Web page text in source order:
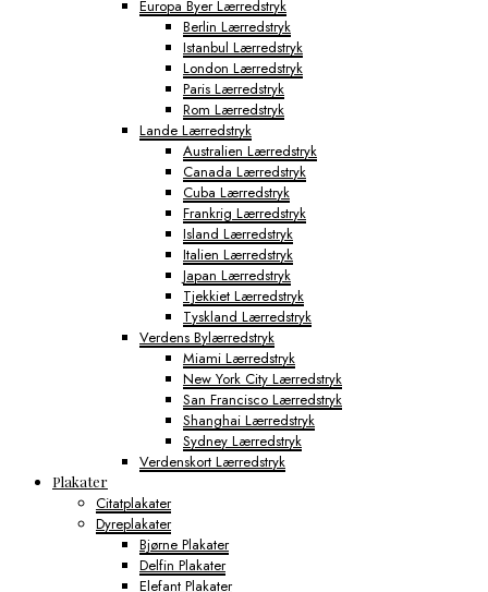
Europa Byer Lærredstryk
Berlin Lærredstryk
Istanbul Lærredstryk
London Lærredstryk
Paris Lærredstryk
Rom Lærredstryk
Lande Lærredstryk
Australien Lærredstryk
Canada Lærredstryk
Cuba Lærredstryk
Frankrig Lærredstryk
Island Lærredstryk
Italien Lærredstryk
Japan Lærredstryk
Tjekkiet Lærredstryk
Tyskland Lærredstryk
Verdens Bylærredstryk
Miami Lærredstryk
New York City Lærredstryk
San Francisco Lærredstryk
Shanghai Lærredstryk
Sydney Lærredstryk
Verdenskort Lærredstryk
Plakater
Citatplakater
Dyreplakater
Bjørne Plakater
Delfin Plakater
Elefant Plakater